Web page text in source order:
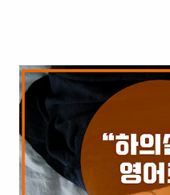
what this landscape must have
ports were in their heyday.” (이
어땠을지는 상상하기도 힘들다